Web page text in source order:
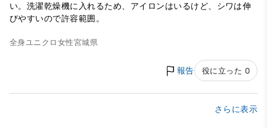
い。洗濯乾燥機に入れるため、アイロンはいるけど、シワは伸
びやすいので許容範囲。
全身ユニクロ 女性宮城県
報告 役に立った 0
さらに表示